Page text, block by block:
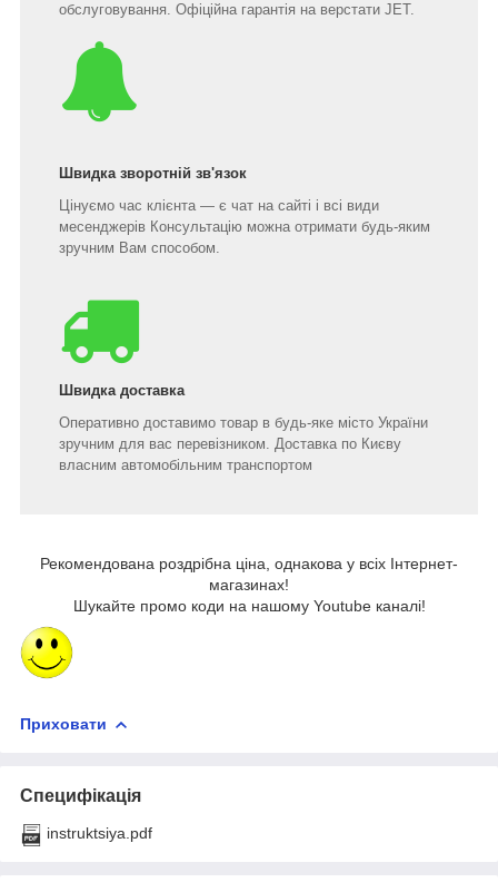
обслуговування. Офіційна гарантія на верстати JET.
Швидка зворотній зв'язок
Цінуємо час клієнта — є чат на сайті і всі види
месенджерів Консультацію можна отримати будь-яким
зручним Вам способом.
Швидка доставка
Оперативно доставимо товар в будь-яке місто України
зручним для вас перевізником. Доставка по Києву
власним автомобільним транспортом
Рекомендована роздрібна ціна, однакова у всіх Інтернет-
магазинах!
Шукайте промо коди на нашому Youtube каналі!
Приховати
Специфікація
instruktsiya.pdf